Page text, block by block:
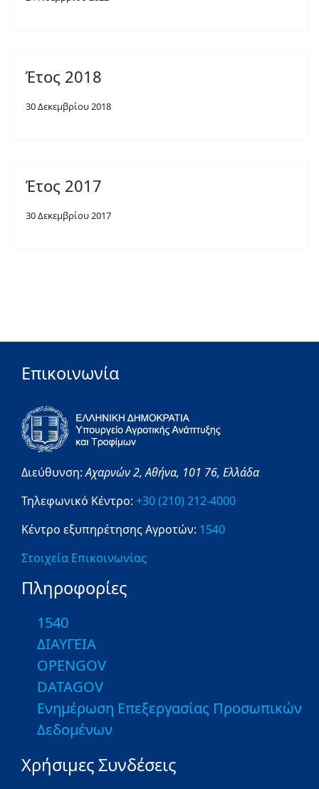
Έτος 2018
30 Δεκεμβρίου 2018
Έτος 2017
30 Δεκεμβρίου 2017
Επικοινωνία
Διεύθυνση:Αχαρνών 2,Αθήνα, 101 76, Ελλάδα
Τηλεφωνικό Κέντρο: +30 (210) 212-4000
Κέντρο εξυπηρέτησης Αγροτών: 1540
Στοιχεία Επικοινωνίας
Πληροφορίες
1540
ΔΙΑΥΓΕΙΑ
OPENGOV
DATAGOV
Ενημέρωση Επεξεργασίας Προσωπικών
Δεδομένων
Χρήσιμες Συνδέσεις